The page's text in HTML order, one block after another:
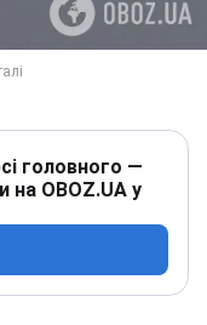
головного —
на OBOZ.UA у